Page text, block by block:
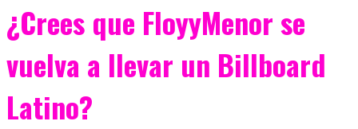
¿Crees que FloyyMenor se
vuelva a llevar un Billboard
Latino?